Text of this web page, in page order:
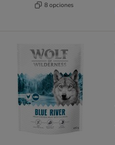
8 opciones